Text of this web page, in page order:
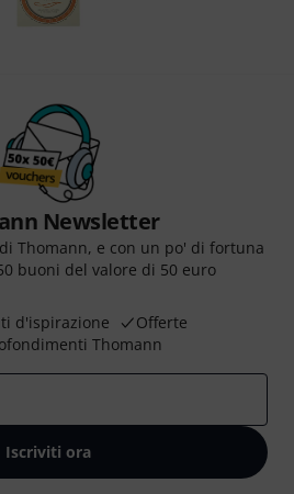
Newsletter
Thomann, e con un po' di fortuna
buoni del valore di 50 euro
d'ispirazione
Offerte
Thomann
Iscriviti ora